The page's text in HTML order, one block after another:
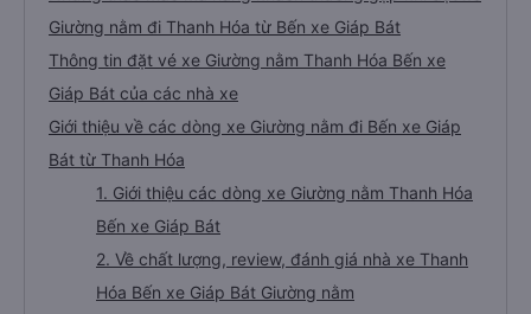
Giường nằm đi Thanh Hóa từ Bến xe Giáp Bát
Thông tin đặt vé xe Giường nằm Thanh Hóa Bến xe
Giáp Bát của các nhà xe
Giới thiệu về các dòng xe Giường nằm đi Bến xe Giáp
Bát từ Thanh Hóa
1. Giới thiệu các dòng xe Giường nằm Thanh Hóa
Bến xe Giáp Bát
2. Về chất lượng, review, đánh giá nhà xe Thanh
Hóa Bến xe Giáp Bát Giường nằm